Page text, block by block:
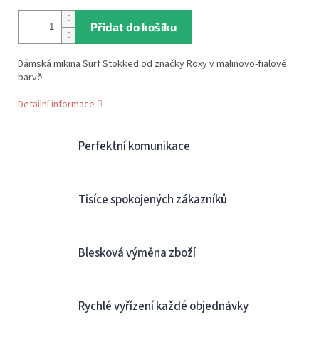
Přidat do košíku
Dámská mikina Surf Stokked od značky Roxy v malinovo-fialové
barvě
Detailní informace
Perfektní komunikace
Tisíce spokojených zákazníků
Blesková výměna zboží
Rychlé vyřízení každé objednávky